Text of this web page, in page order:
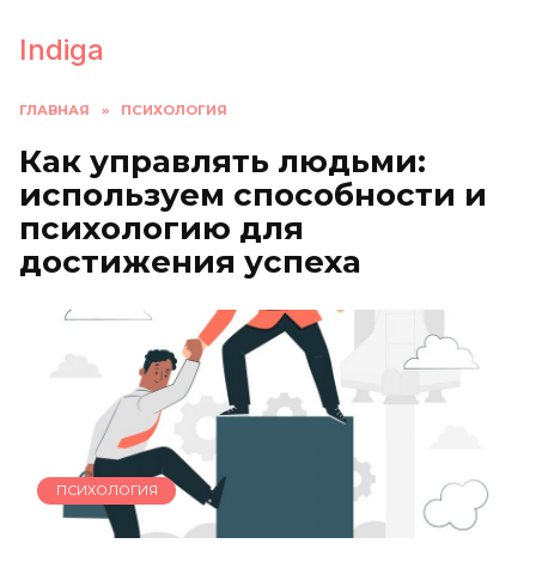
содержанию
Indiga
ГЛАВНАЯ » ПСИХОЛОГИЯ
Как управлять людьми:
используем способности и
психологию для
достижения успеха
ПСИХОЛОГИЯ